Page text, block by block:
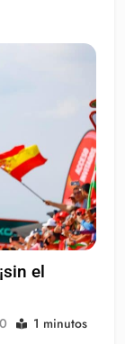
el
0 1 minutos